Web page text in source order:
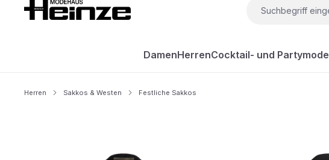
DamenHerrenCocktail- und Partymode
Herren Sakkos & Westen Festliche Sakkos